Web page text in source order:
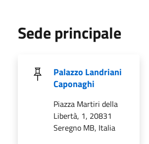
Sede principale
Palazzo Landriani
Caponaghi
Piazza Martiri della
Libertà, 1, 20831
Seregno MB, Italia